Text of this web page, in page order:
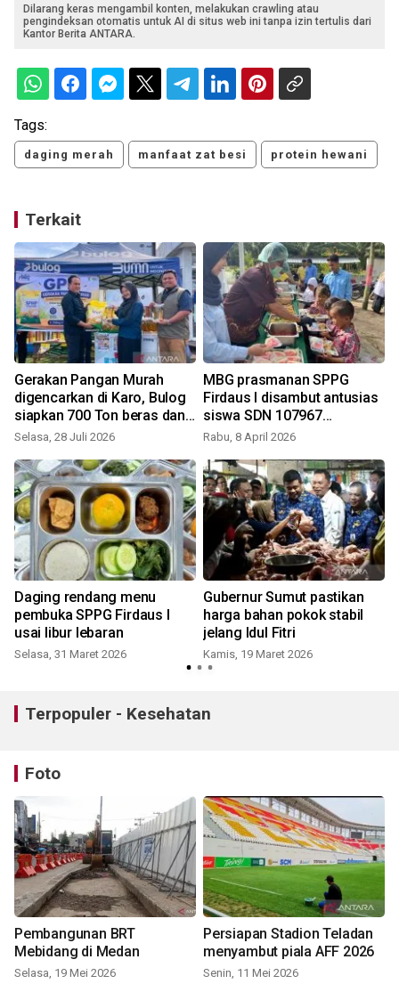
Dilarang keras mengambil konten, melakukan crawling atau
pengindeksan otomatis untuk AI di situs web ini tanpa izin tertulis dari
Kantor Berita ANTARA.
Tags:
daging merah manfaat zat besi protein hewani
Terkait
Gerakan Pangan Murah
digencarkan di Karo, Bulog
siapkan 700 Ton beras dan
200 Ribu liter minyak
Selasa, 28 Juli 2026
MBG prasmanan SPPG
Firdaus I disambut antusias
siswa SDN 107967
Pelintahan
Rabu, 8 April 2026
Daging rendang menu
pembuka SPPG Firdaus I
usai libur lebaran
Selasa, 31 Maret 2026
Gubernur Sumut pastikan
harga bahan pokok stabil
jelang Idul Fitri
Kamis, 19 Maret 2026
Terpopuler - Kesehatan
Foto
Pembangunan BRT
Mebidang di Medan
Selasa, 19 Mei 2026
Persiapan Stadion Teladan
menyambut piala AFF 2026
Senin, 11 Mei 2026